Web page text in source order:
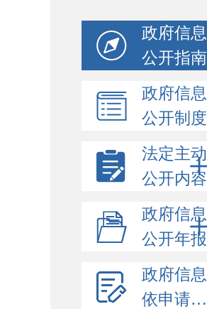
政府信息
公开指南
政府信息
公开制度
法定主动
公开内容
政府信息
公开年报
政府信息
依申请公开